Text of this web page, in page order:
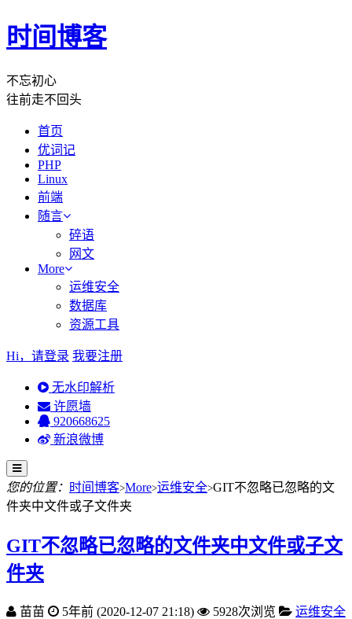
时间博客
不忘初心
往前走不回头
首页
优词记
PHP
Linux
前端
随言
碎语
网文
More
运维安全
数据库
资源工具
Hi，请登录 我要注册
无水印解析
许愿墙
920668625
新浪微博
您的位置： 时间博客>More>运维安全>GIT不忽略已忽略的文
件夹中文件或子文件夹
GIT不忽略已忽略的文件夹中文件或子文
件夹
苗苗 5年前 (2020-12-07 21:18) 5928次浏览 运维安全